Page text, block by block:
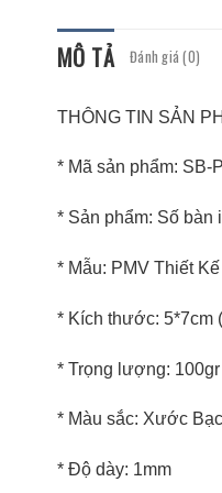
MÔ TẢ Đánh giá (0)
THÔNG TIN SẢN
* Mã sản phẩm: SB-
* Sản phẩm: Số bàn
* Mẫu: PMV Thiết Kế
* Kích thước: 5*7cm
* Trọng lượng: 100gr
* Màu sắc: Xước
* Độ dày: 1mm